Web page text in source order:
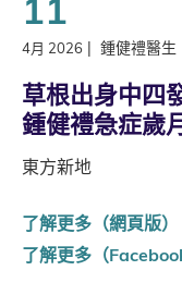
4月 2026 | 鍾健禮醫生
草根出身中四
鍾健禮急症歲
東方新地
了解更多（網頁版）
了解更多（